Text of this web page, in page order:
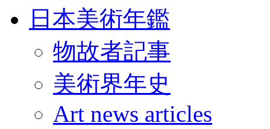
日本美術年鑑
物故者記事
美術界年史
Art news articles